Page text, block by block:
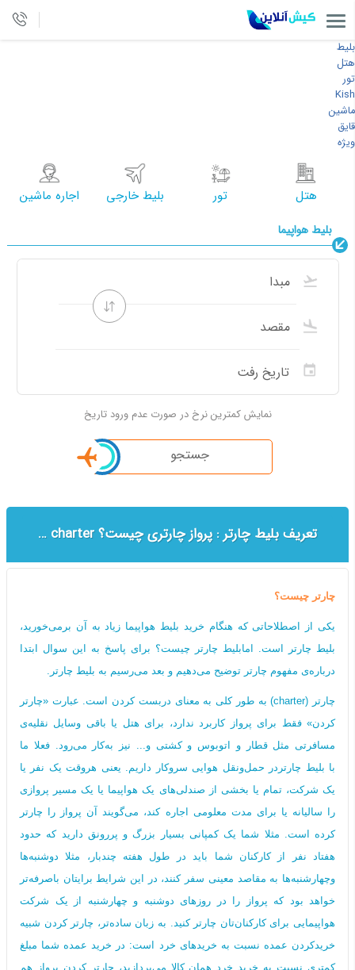
بلیط
هتل
تور
Kish
ماشین
قایق
ویژه
هتل تور بلیط خارجی اجاره ماشین
بلیط هواپیما
نمایش کمترین نرخ در صورت عدم ورود تاریخ
جستجو
تعریف بلیط چارتر : پرواز چارتری چیست؟ Full charter | seat charter
چارتر چیست؟
یکی از اصطلاحاتی که هنگام خرید بلیط هواپیما زیاد به آن برمی‌خورید،
بلیط چارتر است. امابلیط چارتر چیست؟ برای پاسخ به این سوال ابتدا
درباره‌ی مفهوم چارتر توضیح می‌دهیم و بعد می‌رسیم به بلیط چارتر.
چارتر (charter) به طور کلی به معنای دربست کردن است. عبارت «چارتر
کردن» فقط برای پرواز کاربرد ندارد، برای هتل یا باقی وسایل نقلیه‌ی
مسافرتی مثل قطار و اتوبوس و کشتی و... نیز به‌کار می‌رود. فعلا ما
با بلیط چارتردر حمل‌ونقل هوایی سروکار داریم. یعنی هروقت یک نفر یا
یک شرکت، تمام یا بخشی از صندلی‌های یک هواپیما یا یک مسیر پروازی
را سالیانه یا برای مدت معلومی اجاره کند، می‌گویند آن پرواز را چارتر
کرده است. مثلا شما یک کمپانی بسیار بزرگ و پررونق دارید که حدود
هفتاد نفر از کارکنان شما باید در طول هفته چندبار، مثلا دوشنبه‌ها
وچهارشنبه‌ها به مقاصد معینی سفر کنند، در این شرایط برایتان باصرفه‌تر
خواهد بود که پرواز را در روزهای دوشنبه و چهارشنبه از یک شرکت
هواپیمایی برای کارکنان‌تان چارتر کنید. به زبان ساده‌تر، چارتر کردن شبیه
خریدکردن عمده نسبت به خریدهای خرد است: در خرید عمده شما مبلغ
کمتری نسبت به خرید خرد همان کالا می‌‌پردازید، چارتر کردن پرواز هم